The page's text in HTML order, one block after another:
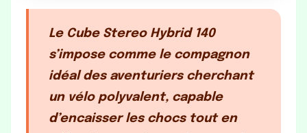
Le Cube Stereo Hybrid 140
s’impose comme le compagnon
idéal des aventurierscherchant
un vélo polyvalent, capable
d’encaisser les chocs tout en